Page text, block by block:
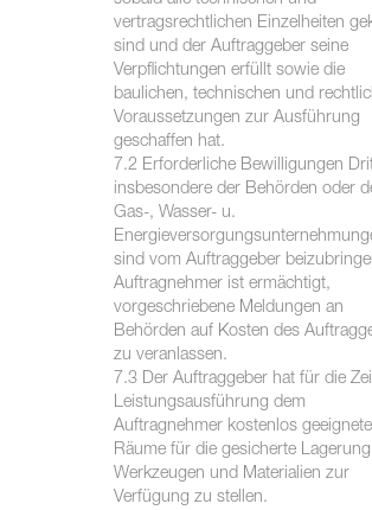
vertragsrechtlichen Einzelheiten
sind und der Auftraggeber seine
Verpflichtungen erfüllt sowie die
baulichen, technischen und
Voraussetzungen zur Ausführung
geschaffen hat.
7.2 Erforderliche Bewilligungen
insbesondere der Behörden oder
Gas-, Wasser- u.
sind vom Auftraggeber
Auftragnehmer ist ermächtigt,
vorgeschriebene Meldungen an
Behörden auf Kosten des
zu veranlassen.
7.3 Der Auftraggeber hat für die
Leistungsausführung dem
Auftragnehmer kostenlos geeignete
Räume für die gesicherte
Werkzeugen und Materialien zur
Verfügung zu stellen.